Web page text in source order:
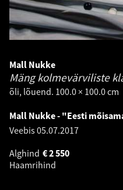
Mall Nukke
Mäng kolmevärviliste
õli, lõuend. 100.0 × 100.0 cm
Mall Nukke - "Eesti
Veebis05.07.2017
Alghind
2 550
€
Haamrihind